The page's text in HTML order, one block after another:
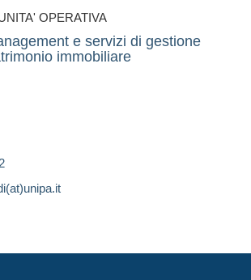
OPERATIVA
e servizi di gestione
immobiliare